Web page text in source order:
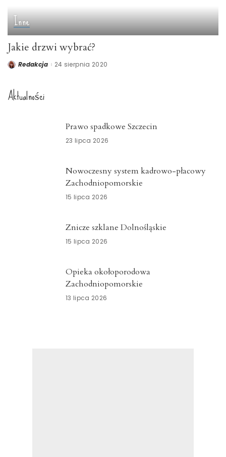
Inne
Jakie drzwi wybrać?
PostedRedakcja 24 sierpnia 2020
Aktualności
Prawo spadkowe Szczecin
23 lipca 2026
Nowoczesny system kadrowo-płacowy
Zachodniopomorskie
15 lipca 2026
Znicze szklane Dolnośląskie
15 lipca 2026
Opieka okołoporodowa
Zachodniopomorskie
13 lipca 2026